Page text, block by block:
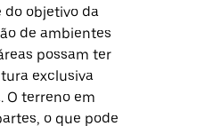
do objetivo da
de ambientes
possam ter
exclusiva
O terreno em
o que pode